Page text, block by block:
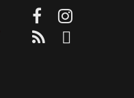
FacebookInstagram